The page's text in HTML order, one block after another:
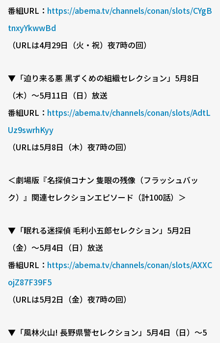
番組URL： https://abema.tv/channels/conan/slots/CYgB
tnxyYkwwBd
（URLは4月29日（火・祝）夜7時の回）
▼「迫り来る悪 黒ずくめの組織セレクション」5月8日
（木）〜5月11日（日）放送
番組URL： https://abema.tv/channels/conan/slots/AdtL
Uz9swrhKyy
（URLは5月8日（木）夜7時の回）
＜劇場版『名探偵コナン 隻眼の残像（フラッシュバッ
ク）』関連セレクションエピソード（計100話）＞
▼「眠れる迷探偵 毛利小五郎セレクション」5月2日
（金）〜5月4日（日）放送
番組URL： https://abema.tv/channels/conan/slots/AXXC
ojZ87F39F5
（URLは5月2日（金）夜7時の回）
▼「風林火山! 長野県警セレクション」5月4日（日）〜5